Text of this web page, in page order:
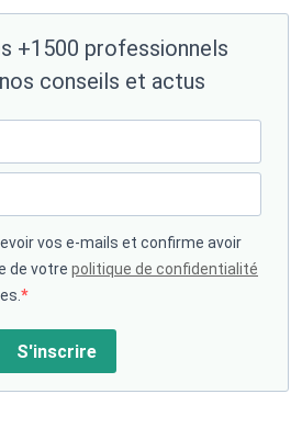
+1500 professionnels
conseils et actus
vos e-mails et confirme avoir
de votre politique de confidentialité
S'inscrire